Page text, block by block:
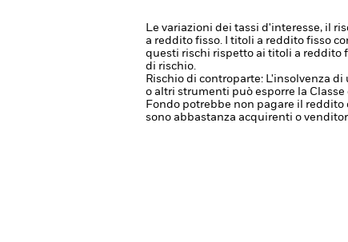
Le variazioni dei tassi d'interesse, il
a reddito fisso. I titoli a reddito fisso
questi rischi rispetto ai titoli a reddito
di rischio.
Rischio di controparte: L'insolvenza
o altri strumenti può esporre la
Fondo potrebbe non pagare il reddito
sono abbastanza acquirenti o